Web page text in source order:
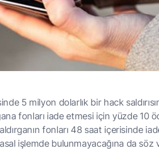
5 milyon dolarlık bir hack
fonları iade etmesi için yüzde 10
fonları 48 saat içerisinde
işlemde bulunmayacağına da söz